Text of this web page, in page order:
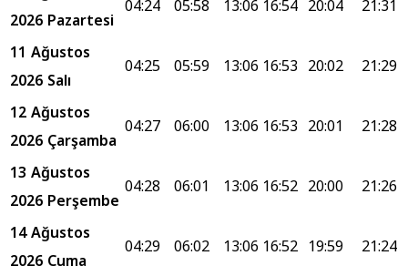
2026 Pazartesi
11 Ağustos
2026 Salı
04:25 05:59 13:06 16:53 20:02
21:29
12 Ağustos
2026 Çarşamba
04:27 06:00 13:06 16:53 20:01
21:28
13 Ağustos
2026 Perşembe
04:28 06:01 13:06 16:52 20:00
21:26
14 Ağustos
2026 Cuma
04:29 06:02 13:06 16:52 19:59
21:24